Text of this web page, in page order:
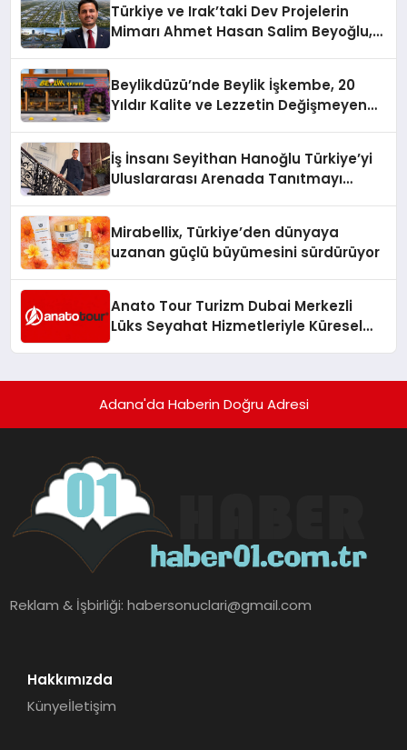
Türkiye ve Irak’taki Dev Projelerin
Mimarı Ahmet Hasan Salim Beyoğlu,
Hayata Geçirecek
Beylikdüzü’nde Beylik İşkembe, 20
Yıldır Kalite ve Lezzetin Değişmeyen
İş İnsanı Seyithan Hanoğlu Türkiye’yi
Uluslararası Arenada Tanıtmayı
Mirabellix, Türkiye’den dünyaya
uzanan güçlü büyümesini sürdürüyor
Anato Tour Turizm Dubai Merkezli
Lüks Seyahat Hizmetleriyle Küresel
Adana'da Haberin Doğru Adresi
Reklam & İşbirliği:habersonuclari@gmail.com
Hakkımızda
Künyeİletişim